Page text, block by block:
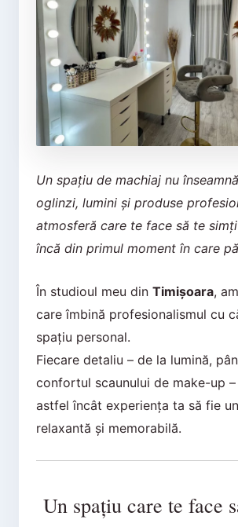
Un spațiu de machiaj nu
oglinzi, lumini și produse
atmosferă care te face să te
încă din primul moment în care
În studioul meu din Timișoara,
care îmbină profesionalismul cu
spațiu personal.
Fiecare detaliu – de la lumină,
confortul scaunului de make-up
astfel încât experiența ta să fie
relaxantă și memorabilă.
Un spațiu care te face